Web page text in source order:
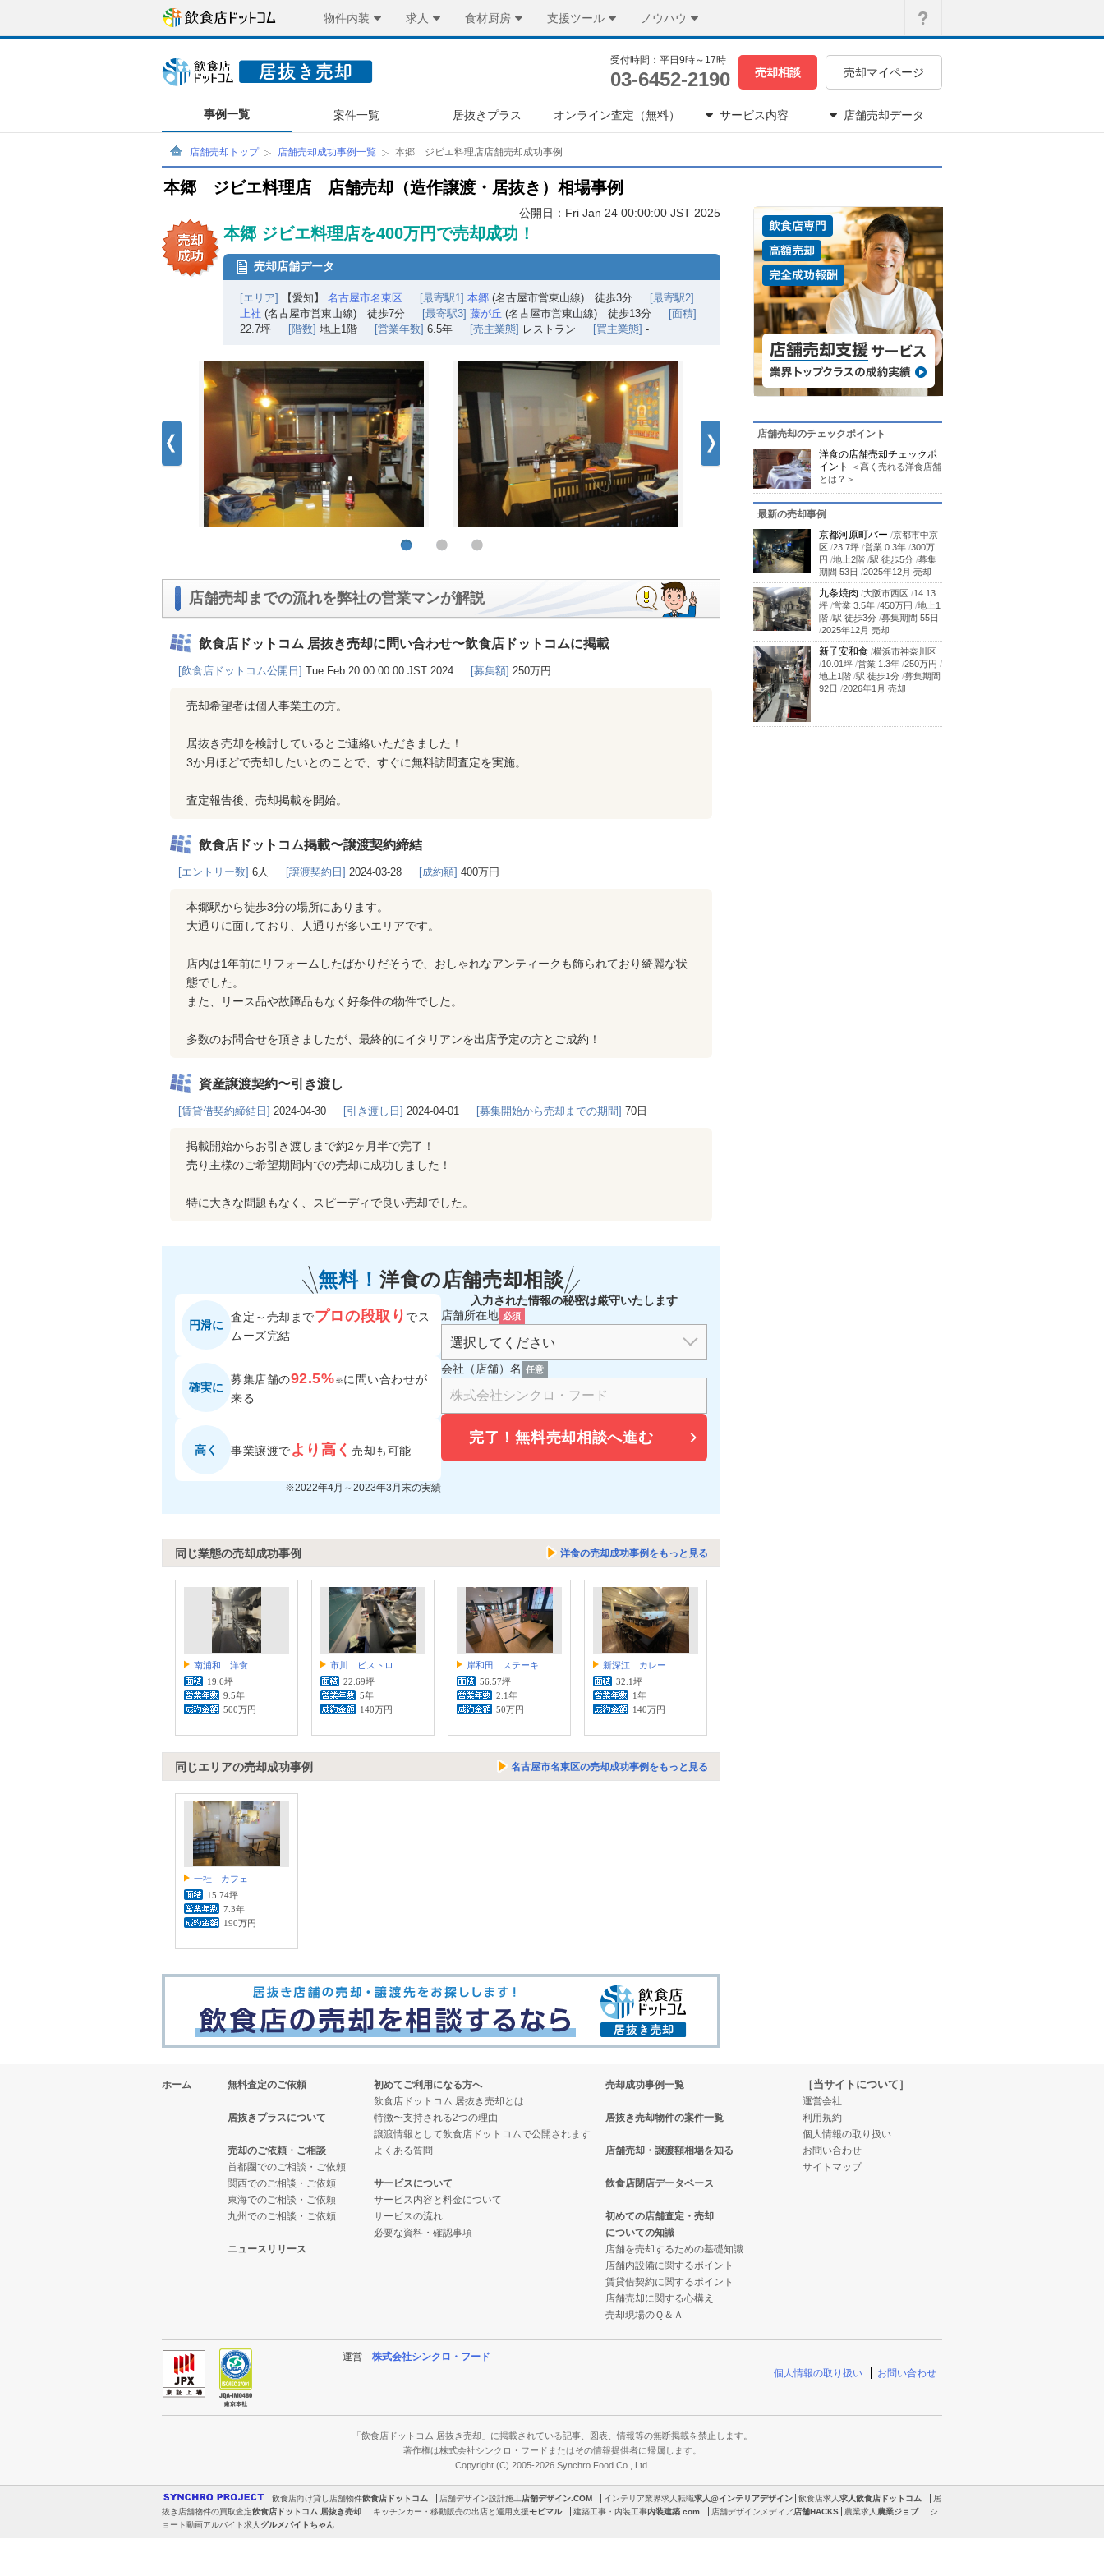
物件内装 求人 食材厨房 支援ツール ノウハウ
受付時間：平日9時～17時
03-6452-2190 売却相談 売却マイページ
事例一覧 案件一覧 居抜きプラス オンライン査定（無料） サービス内容 店舗売却データ
店舗売却トップ 店舗売却成功事例一覧 本郷 ジビエ料理店店舗売却成功事例
本郷 ジビエ料理店 店舗売却（造作譲渡・居抜き）相場事例
公開日：Fri Jan 24 00:00:00 JST 2025
本郷 ジビエ料理店を400万円で売却成功！
売却店舗データ
[エリア] 【愛知】 名古屋市名東区 [最寄駅1] 本郷 (名古屋市営東山線) 徒歩3分
[最寄駅2]
上社 (名古屋市営東山線) 徒歩7分 [最寄駅3] 藤が丘 (名古屋市営東山線) 徒歩13分
[面積]
22.7坪
[階数] 地上1階 [営業年数] 6.5年 [売主業態] レストラン [買主業態] -
店舗売却までの流れを弊社の営業マンが解説
飲食店ドットコム 居抜き売却に問い合わせ〜飲食店ドットコムに掲載
[飲食店ドットコム公開日] Tue Feb 20 00:00:00 JST 2024 [募集額] 250万円
売却希望者は個人事業主の方。
居抜き売却を検討しているとご連絡いただきました！
3か月ほどで売却したいとのことで、すぐに無料訪問査定を実施。
査定報告後、売却掲載を開始。
飲食店ドットコム掲載〜譲渡契約締結
[エントリー数] 6人 [譲渡契約日] 2024-03-28 [成約額] 400万円
本郷駅から徒歩3分の場所にあります。
大通りに面しており、人通りが多いエリアです。
店内は1年前にリフォームしたばかりだそうで、おしゃれなアンティークも飾られており綺麗な状
態でした。
また、リース品や故障品もなく好条件の物件でした。
多数のお問合せを頂きましたが、最終的にイタリアンを出店予定の方とご成約！
資産譲渡契約〜引き渡し
[賃貸借契約締結日] 2024-04-30 [引き渡し日] 2024-04-01 [募集開始から売却までの期間] 70日
掲載開始からお引き渡しまで約2ヶ月半で完了！
売り主様のご希望期間内での売却に成功しました！
特に大きな問題もなく、スピーディで良い売却でした。
無料！ 洋食の店舗売却相談
円滑に
査定～売却までプロの段取り でス
ムーズ完結
確実に
募集店舗の92.5%※に 問い合わせが
来る
高く 事業譲渡でより高く売却も可能
※2022年4月～2023年3月末の実績
入力された情報の秘密は厳守いたします
店舗所在地 必須
会社（店舗）名 任意
完了！無料売却相談へ進む
同じ業態の売却成功事例 洋食の売却成功事例をもっと見る
南浦和 洋食
19.6坪
9.5年
500万円
市川 ビストロ
22.69坪
5年
140万円
岸和田 ステーキ
56.57坪
2.1年
50万円
新深江 カレー
32.1坪
1年
140万円
同じエリアの売却成功事例 名古屋市名東区の売却成功事例をもっと見る
一社 カフェ
15.74坪
7.3年
190万円
店舗売却のチェックポイント
洋食の店舗売却チェックポ
イント
＜高く売れる洋食店舗
とは？＞
最新の売却事例
京都河原町バー /京都市中京
区 /23.7坪 /営業 0.3年 /300万
円 /地上2階 /駅 徒歩5分 /募集
期間 53日 /2025年12月 売却
九条焼肉 /大阪市西区 /14.13
坪 /営業 3.5年 /450万円 /地上1
階 /駅 徒歩3分 /募集期間 55日
/2025年12月 売却
新子安和食 /横浜市神奈川区
/10.01坪 /営業 1.3年 /250万円 /
地上1階 /駅 徒歩1分 /募集期間
92日 /2026年1月 売却
ホーム 無料査定のご依頼
居抜きプラスについて
売却のご依頼・ご相談
首都圏でのご相談・ご依頼
関西でのご相談・ご依頼
東海でのご相談・ご依頼
九州でのご相談・ご依頼
ニュースリリース
初めてご利用になる方へ
飲食店ドットコム 居抜き売却とは
特徴〜支持される2つの理由
譲渡情報として飲食店ドットコムで公開されます
よくある質問
サービスについて
サービス内容と料金について
サービスの流れ
必要な資料・確認事項
売却成功事例一覧
居抜き売却物件の案件一覧
店舗売却・譲渡額相場を知る
飲食店閉店データベース
初めての店舗査定・売却
についての知識
店舗を売却するための基礎知識
店舗内設備に関するポイント
賃貸借契約に関するポイント
店舗売却に関する心構え
売却現場のＱ＆Ａ
［当サイトについて］
運営会社
利用規約
個人情報の取り扱い
お問い合わせ
サイトマップ
運営 株式会社シンクロ・フード
個人情報の取り扱い
お問い合わせ
「飲食店ドットコム 居抜き売却」に掲載されている記事、図表、情報等の無断掲載を禁止します。
著作権は株式会社シンクロ・フードまたはその情報提供者に帰属します。
Copyright (C) 2005-2026 Synchro Food Co., Ltd.
飲食店向け貸し店舗物件飲食店ドットコム 店舗デザイン設計施工店舗デザイン.COM インテリア業界求人転職求人@インテリアデザイン 飲食店求人求人飲食店ドットコム
居
抜き店舗物件の買取査定飲食店ドットコム 居抜き売却 キッチンカー・移動販売の出店と運用支援モビマル 建築工事・内装工事内装建築.com 店舗デザインメディア店舗HACKS 農業求人農業ジョブ
シ
ョート動画アルバイト求人 グルメバイトちゃん